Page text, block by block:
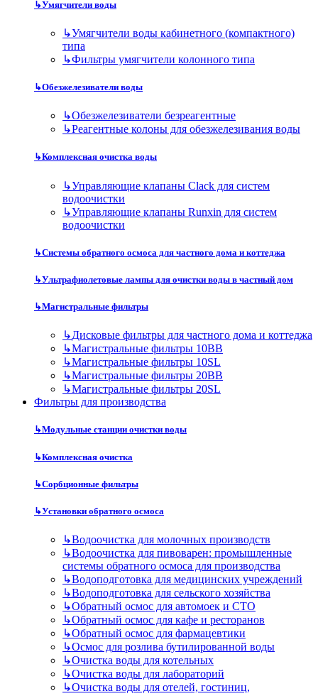
↳Умягчители воды
↳Умягчители воды кабинетного (компактного)
типа
↳Фильтры умягчители колонного типа
↳Обезжелезиватели воды
↳Обезжелезиватели безреагентные
↳Реагентные колоны для обезжелезивания воды
↳Комплексная очистка воды
↳Управляющие клапаны Clack для систем
водоочистки
↳Управляющие клапаны Runxin для систем
водоочистки
↳Системы обратного осмоса для частного дома и коттеджа
↳Ультрафиолетовые лампы для очистки воды в частный дом
↳Магистральные фильтры
↳Дисковые фильтры для частного дома и коттеджа
↳Магистральные фильтры 10BB
↳Магистральные фильтры 10SL
↳Магистральные фильтры 20BB
↳Магистральные фильтры 20SL
Фильтры для производства
↳Модульные станции очистки воды
↳Комплексная очистка
↳Сорбционные фильтры
↳Установки обратного осмоса
↳Водоочистка для молочных производств
↳Водоочистка для пивоварен: промышленные
системы обратного осмоса для производства
↳Водоподготовка для медицинских учреждений
↳Водоподготовка для сельского хозяйства
↳Обратный осмос для автомоек и СТО
↳Обратный осмос для кафе и ресторанов
↳Обратный осмос для фармацевтики
↳Осмос для розлива бутилированной воды
↳Очистка воды для котельных
↳Очистка воды для лабораторий
↳Очистка воды для отелей, гостиниц,